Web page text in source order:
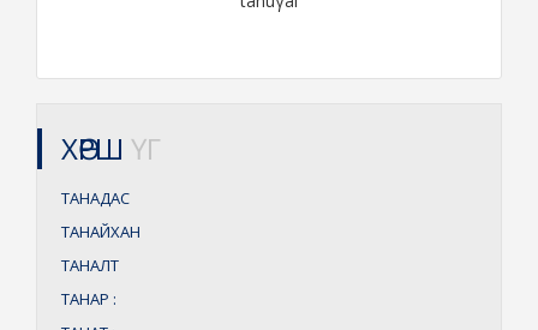
ХӨРШ ҮГ
ТАНАДАС
ТАНАЙХАН
ТАНАЛТ
ТАНАР :